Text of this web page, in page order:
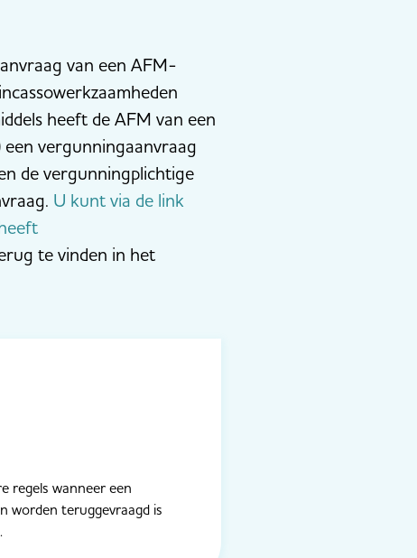
van een AFM-
heeft de AFM van een
vergunningaanvraag
de vergunningplichtige
U kunt via de link
te vinden in het
regels wanneer een
worden teruggevraagd is